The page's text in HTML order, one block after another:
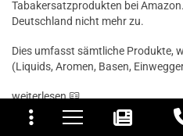
und
11.03.2025 — via
Jessica K.
verifizierter Onlinekauf.
Die Bewertung erfolgte ohne
Tabakersatzprodukten bei
Deutschland nicht mehr zu.
Dies umfasst sämtliche Produkte,
(Liquids, Aromen, Basen,
weiterlesen